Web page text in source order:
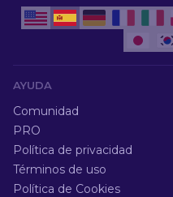
AYUDA
Comunidad
PRO
Política de privacidad
Términos de uso
Política de Cookies